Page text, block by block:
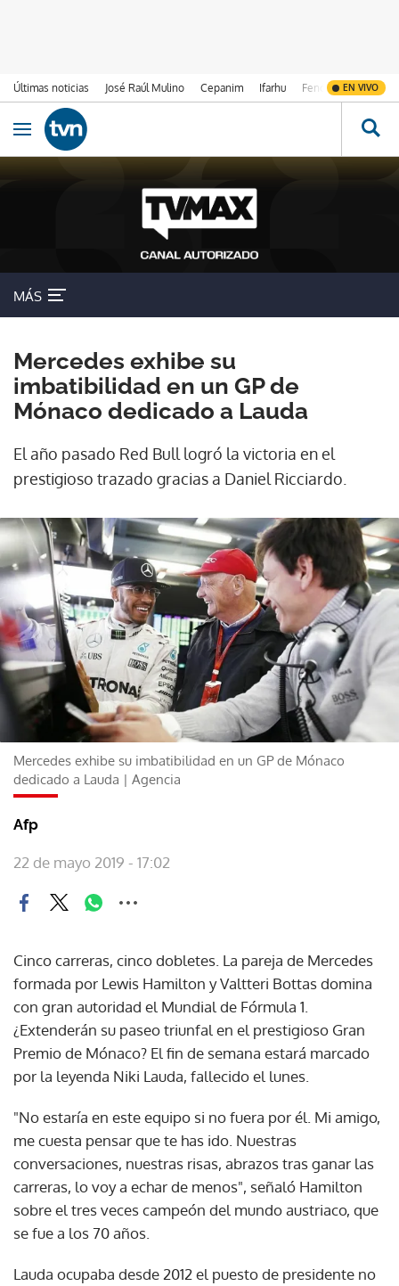
Últimas noticias José Raúl Mulino Cepanim Ifarhu Fenómeno de El
EN VIVO
Ir al contenido
Obrir navegació
MÁS
Mercedes exhibe su
imbatibilidad en un GP de
Mónaco dedicado a Lauda
El año pasado Red Bull logró la victoria en el
prestigioso trazado gracias a Daniel Ricciardo.
Mercedes exhibe su imbatibilidad en un GP de Mónaco
dedicado a Lauda | Agencia
Afp
22 de mayo 2019 - 17:02
Cinco carreras, cinco dobletes. La pareja de Mercedes
formada por Lewis Hamilton y Valtteri Bottas domina
con gran autoridad el Mundial de Fórmula 1.
¿Extenderán su paseo triunfal en el prestigioso Gran
Premio de Mónaco? El fin de semana estará marcado
por la leyenda Niki Lauda, fallecido el lunes.
"No estaría en este equipo si no fuera por él. Mi amigo,
me cuesta pensar que te has ido. Nuestras
conversaciones, nuestras risas, abrazos tras ganar las
carreras, lo voy a echar de menos", señaló Hamilton
sobre el tres veces campeón del mundo austriaco, que
se fue a los 70 años.
Lauda ocupaba desde 2012 el puesto de presidente no